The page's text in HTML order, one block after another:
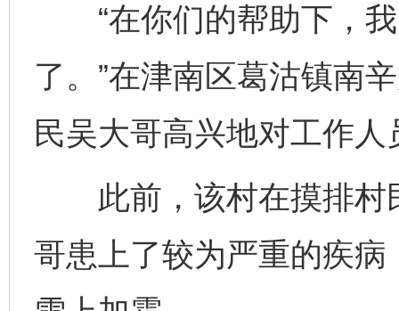
“在你们的帮助下，我
了。”在津南区葛沽镇南
民吴大哥高兴地对工作人
此前，该村在摸排村
哥患上了较为严重的疾